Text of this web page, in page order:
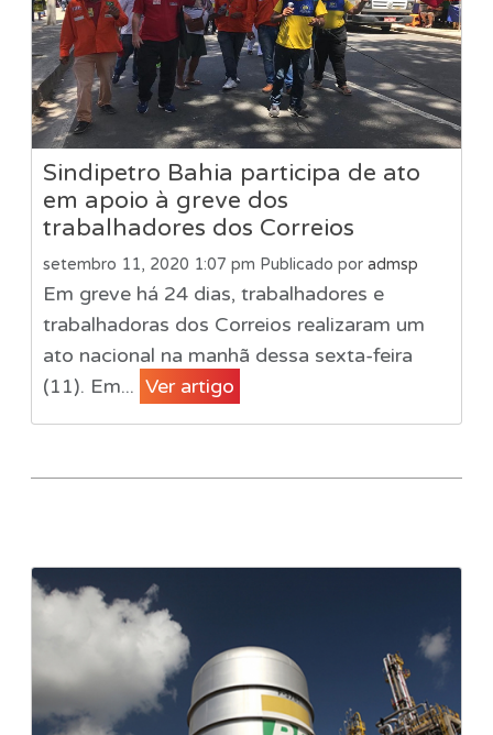
Sindipetro Bahia participa de ato
em apoio à greve dos
trabalhadores dos Correios
setembro 11, 2020 1:07 pm Publicado por admsp
Em greve há 24 dias, trabalhadores e
trabalhadoras dos Correios realizaram um
ato nacional na manhã dessa sexta-feira
(11). Em... Ver artigo